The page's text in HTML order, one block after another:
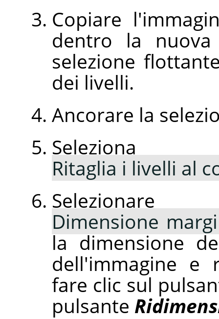
Copiare
dentro la
selezione
dei livelli.
Ancorare la
Ritaglia i livelli al
Dimensione
la dimensione
dell'immagine e
fare clic sul
pulsante